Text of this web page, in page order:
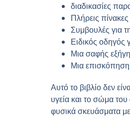
διαδικασίες
Πλήρεις
Συμβουλές για
Ειδικός οδηγός
Μια σαφής
Μια επισκόπηση
Αυτό το βιβλίο δεν
υγεία και το σώμα
φυσικά σκευάσματα